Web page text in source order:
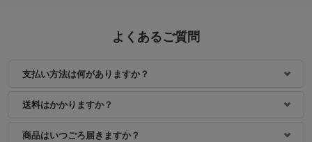
よくあるご質問
支払い方法は何がありますか？
送料はかかりますか？
商品はいつごろ届きますか？